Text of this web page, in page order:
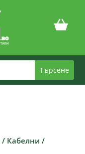
/ Кабелни /